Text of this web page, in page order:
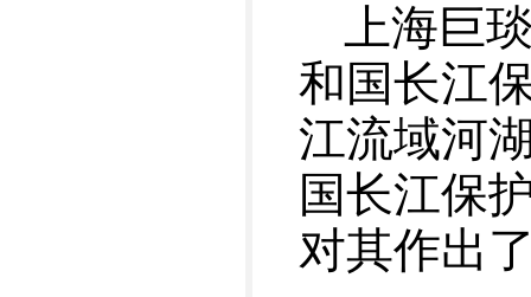
上海巨
和国长江
江流域河
国长江保
对其作出